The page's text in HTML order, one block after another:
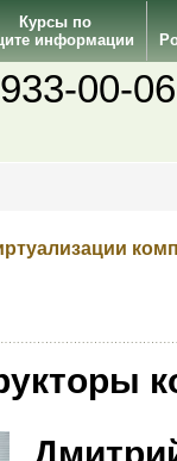
Курсы по
информации
00-